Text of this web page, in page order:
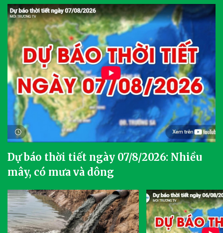
Dự báo thời tiết ngày 07/8/2026: Nhiều
mây, có mưa và dông